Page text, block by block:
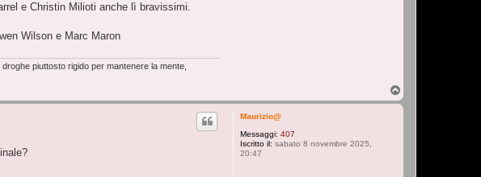
e Christin Milioti anche lì bravissimi.
Wilson e Marc Maron
piuttosto rigido per mantenere la mente,
o
p
Maurizio@
Messaggi: 407
Iscritto il: sabato 8 novembre 2025,
20:47